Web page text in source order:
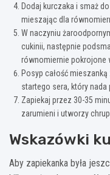
Dodaj kurczaka i smaż
mieszając dla
W naczyniu
cukinii, następnie
równomiernie pokrojone
Posyp całość
startego sera, który nada
Zapiekaj przez 30-35
zarumieni i utworzy
Wskazówki
Aby zapiekanka była